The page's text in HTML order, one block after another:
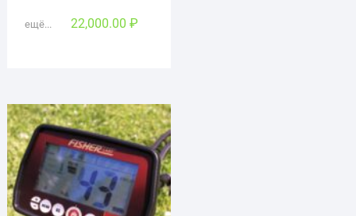
ещё... 22,000.00 ₽